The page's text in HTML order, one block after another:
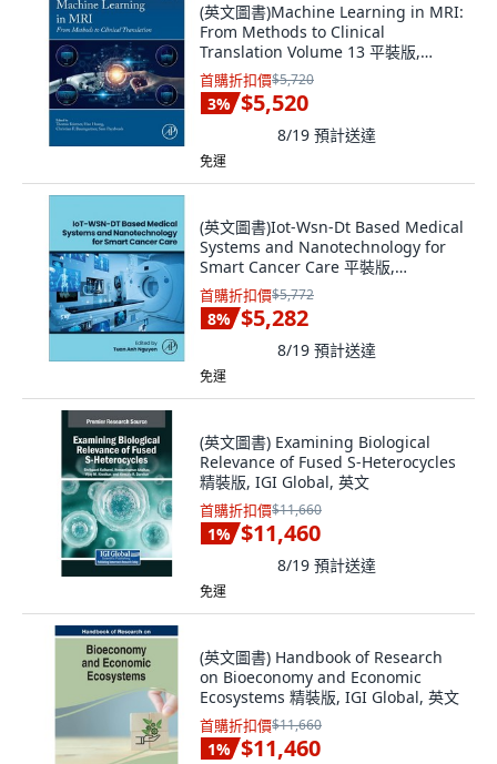
(英文圖書)Machine Learning in MRI:
From Methods to Clinical
Translation Volume 13 平裝版,
Academic Press, 英文
首購折扣價$5,720
3% $5,520
8/19 預計送達
免運
(英文圖書)Iot-Wsn-Dt Based Medical
Systems and Nanotechnology for
Smart Cancer Care 平裝版,
Academic Press, 英文
首購折扣價$5,772
8% $5,282
8/19 預計送達
免運
(英文圖書) Examining Biological
Relevance of Fused S-Heterocycles
精裝版, IGI Global, 英文
首購折扣價$11,660
1% $11,460
8/19 預計送達
免運
(英文圖書) Handbook of Research
on Bioeconomy and Economic
Ecosystems 精裝版, IGI Global, 英文
首購折扣價$11,660
1% $11,460